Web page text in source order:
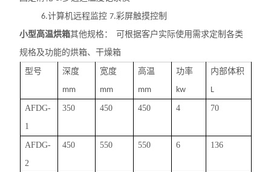
6.计算机远程监控7.彩屏触摸控制
小型高温烘箱其他规格：
可根据客户实际使用需求定制各类
规格及功能的烘箱、干燥箱
型号 深度
mm
宽度
mm
高温
mm
功率
kw
内部体积
L
AFDG-
1
350 450 450 4 70
AFDG-
2
450 550 550 6 136